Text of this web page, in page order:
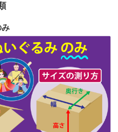
な祭りにあわせて、娘
も含め一式で引き取っ
年11月09日(木)
年9月21日(木)
5年8月1日(火)
年6月21日(水)
5年5月19日(金)
年3月28日(火)
み